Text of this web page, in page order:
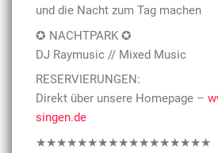
und die Nacht zum Tag machen
✪ NACHTPARK ✪
DJ Raymusic // Mixed Music
RESERVIERUNGEN:
Direkt über unsere Homepage –
singen.de
★★★★★★★★★★★★★★★★★